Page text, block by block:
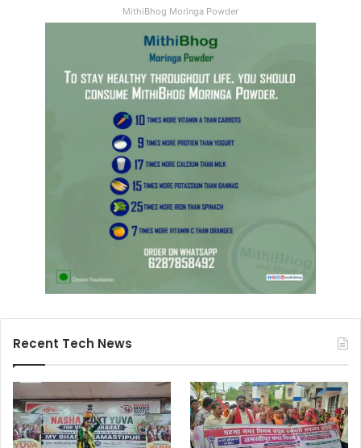
MithiBhog Moringa Powder
Recent Tech News